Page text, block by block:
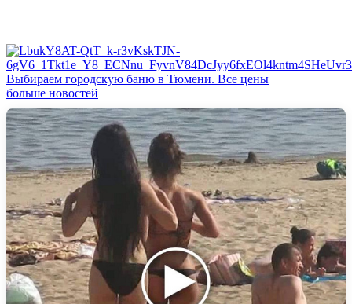
Выбираем городскую баню в Тюмени. Все цены
больше новостей